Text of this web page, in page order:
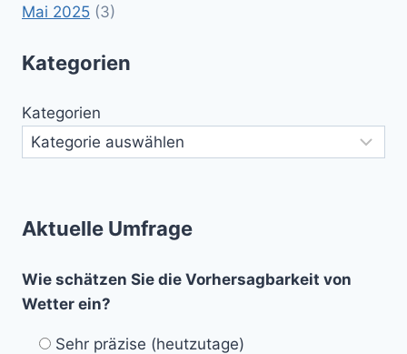
Mai 2025 (3)
Kategorien
Kategorien
Aktuelle Umfrage
Wie schätzen Sie die Vorhersagbarkeit von
Wetter ein?
Sehr präzise (heutzutage)